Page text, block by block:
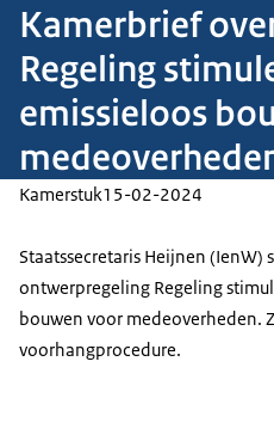
Kamerbrief
Regeling
emissieloos
Kamerstuk15-02-2024
Staatssecretaris Heijnen (IenW)
ontwerpregeling Regeling
bouwen voor medeoverheden.
voorhangprocedure.